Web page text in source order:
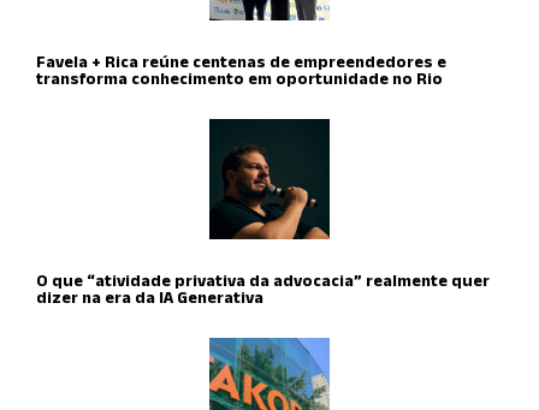
Favela + Rica reúne centenas de empreendedores e
transforma conhecimento em oportunidade no Rio
O que “atividade privativa da advocacia” realmente quer
dizer na era da IA Generativa